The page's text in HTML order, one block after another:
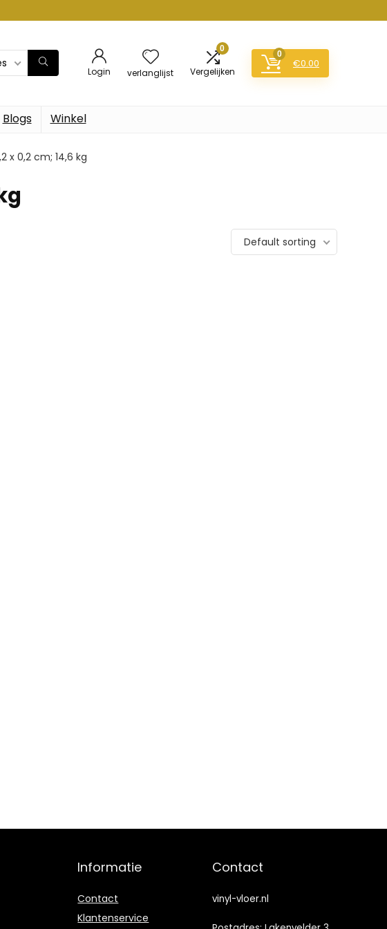
Login verlanglijst
0
Vergelijken
0
€0.00
Blogs Winkel
x 0,2 cm; 14,6 kg
Default sorting
Informatie
Contact
Klantenservice
Contact
vinyl-vloer.nl